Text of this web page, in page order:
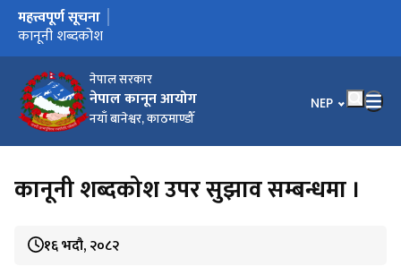
नेपाल सरकार
नेपाल कानून आयोग
नयाँ बानेश्वर, काठमाण्डौँ
भाषा चयन गर्नुहोस्
NEP
मुख्य नेभिगेसनमा जानुहोस्
महत्त्वपूर्ण सूचना
कार्यालय स्थानान्तरण भएको सूचना ।
कानूनी शब्दकोश उपर सुझाव सम्बन्धमा ।
कानूनी शब्दकोश
कानूनी शब्दकोश उपर सुझाव सम्बन्धमा ।
१६ भदौ, २०८२